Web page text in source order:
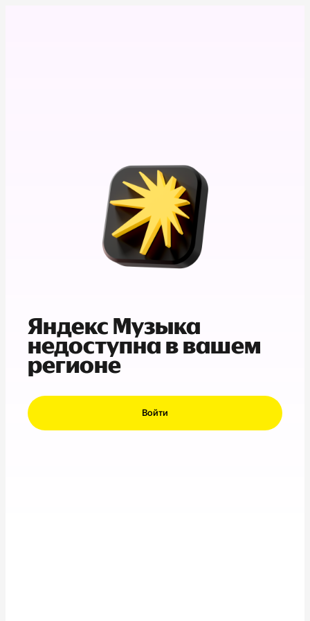
Яндекс Музыка
недоступна в вашем
регионе
Войти